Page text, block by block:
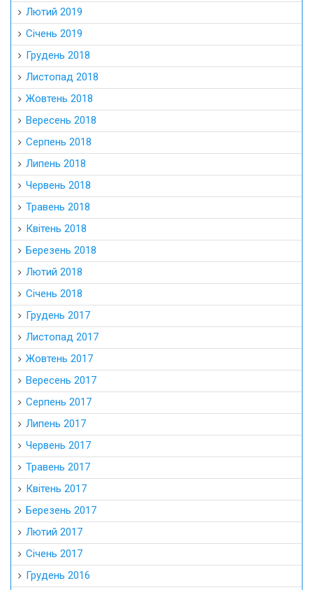
Лютий 2019
Січень 2019
Грудень 2018
Листопад 2018
Жовтень 2018
Вересень 2018
Серпень 2018
Липень 2018
Червень 2018
Травень 2018
Квітень 2018
Березень 2018
Лютий 2018
Січень 2018
Грудень 2017
Листопад 2017
Жовтень 2017
Вересень 2017
Серпень 2017
Липень 2017
Червень 2017
Травень 2017
Квітень 2017
Березень 2017
Лютий 2017
Січень 2017
Грудень 2016